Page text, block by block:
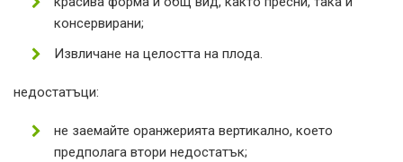
консервирани;
Извличане на целостта на плода.
недостатъци:
не заемайте оранжерията вертикално, което
предполага втори недостатък;